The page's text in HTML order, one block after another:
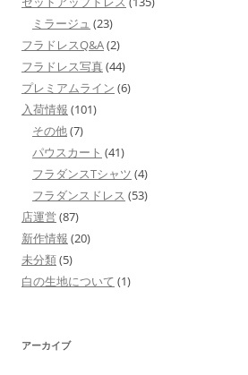
ミラージュ (23)
フラドレスQ&A(2)
フラドレス写真(44)
プレミアムライン (6)
入荷情報 (101)
その他(7)
パウスカート (41)
フラダンスTシャツ (4)
フラダンスドレス (53)
店運営(87)
新作情報 (20)
未分類(5)
白の生地について (1)
アーカイブ